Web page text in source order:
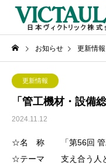
お知らせ 更新情報
更新情報
「管工機材・設備
2024.11.12
☆名 称 「第56回 管工
☆テーマ 支え合う人と